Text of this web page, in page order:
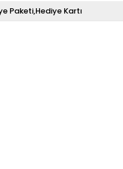
Paketi,Hediye Kartı